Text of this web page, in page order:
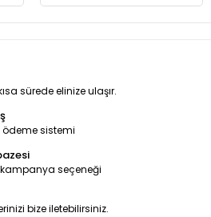
sürede elinize ulaşır.
ödeme sistemi
seçeneği
bize iletebilirsiniz.